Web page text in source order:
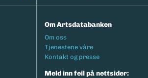
Om Artsdatabanken
Footermeny
Om oss
Tjenestene våre
Kontakt og presse
Meld inn feil på nettsider: